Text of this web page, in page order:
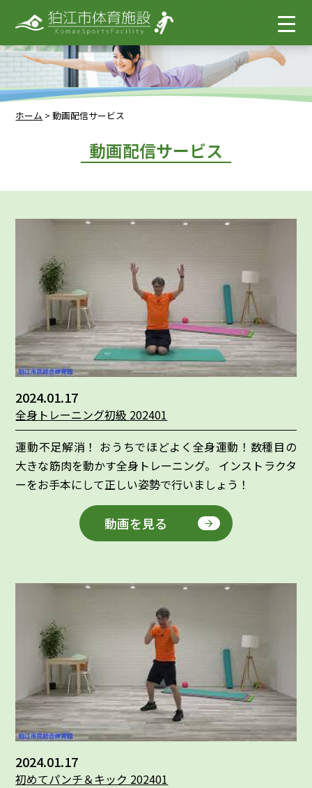
ホーム >動画配信サービス
動画配信サービス
2024.01.17
全身トレーニング初級 202401
運動不足解消！ おうちでほどよく全身運動！数種目の
大きな筋肉を動かす全身トレーニング。 インストラクタ
ーをお手本にして正しい姿勢で行いましょう！
動画を見る
2024.01.17
初めてパンチ＆キック 202401